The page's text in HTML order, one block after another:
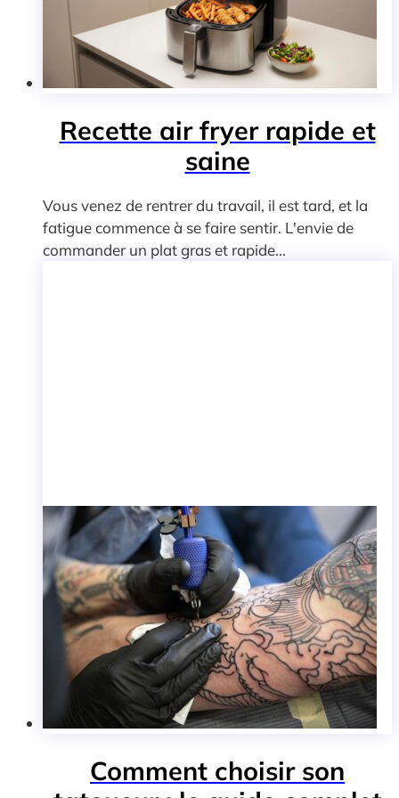
Recette air fryer rapide et
saine
Vous venez de rentrer du travail, il est tard, et la
fatigue commence à se faire sentir. L'envie de
commander un plat gras et rapide...
Comment choisir son